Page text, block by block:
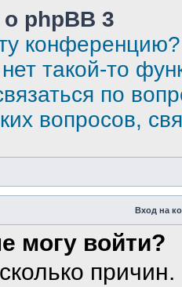
phpBB 3
конференцию?
такой-то
по
вопросов,
Вход на
могу войти?